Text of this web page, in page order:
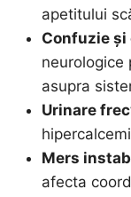
apetitului
Confuzie și
neurologice
asupra
Urinare
Mers
afecta